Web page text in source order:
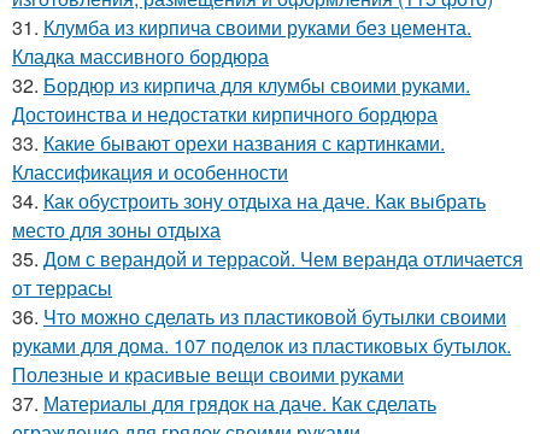
31. Клумба из кирпича своими руками без цемента.
Кладка массивного бордюра
32. Бордюр из кирпича для клумбы своими руками.
Достоинства и недостатки кирпичного бордюра
33. Какие бывают орехи названия с картинками.
Классификация и особенности
34. Как обустроить зону отдыха на даче. Как выбрать
место для зоны отдыха
35. Дом с верандой и террасой. Чем веранда отличается
от террасы
36. Что можно сделать из пластиковой бутылки своими
руками для дома. 107 поделок из пластиковых бутылок.
Полезные и красивые вещи своими руками
37. Материалы для грядок на даче. Как сделать